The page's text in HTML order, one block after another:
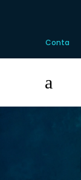
Conta